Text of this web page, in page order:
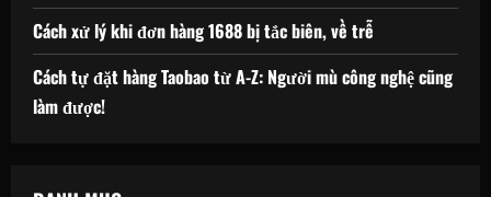
Cách xử lý khi đơn hàng 1688 bị tắc biên, về trễ
Cách tự đặt hàng Taobao từ A-Z: Người mù công nghệ cũng
làm được!